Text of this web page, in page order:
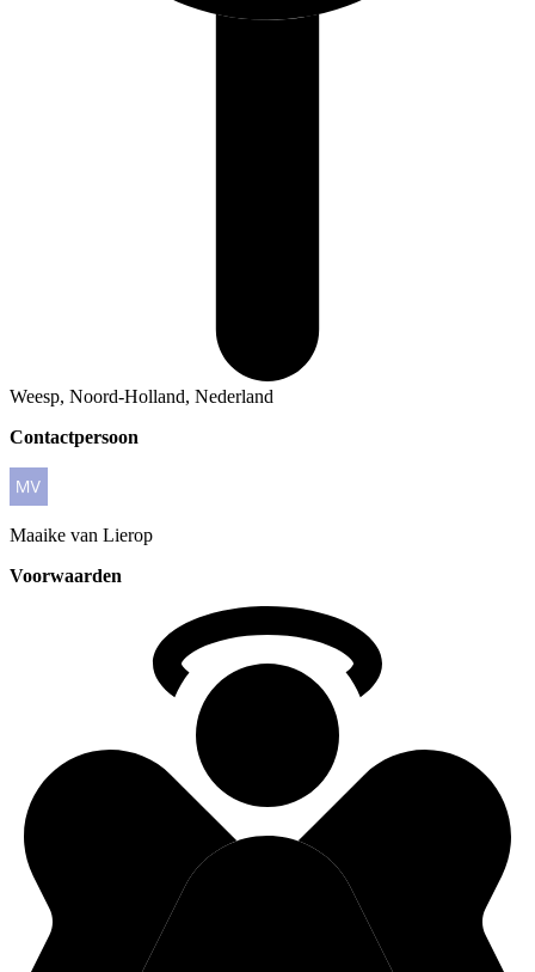
Weesp, Noord-Holland, Nederland
Contactpersoon
Maaike van Lierop
Voorwaarden